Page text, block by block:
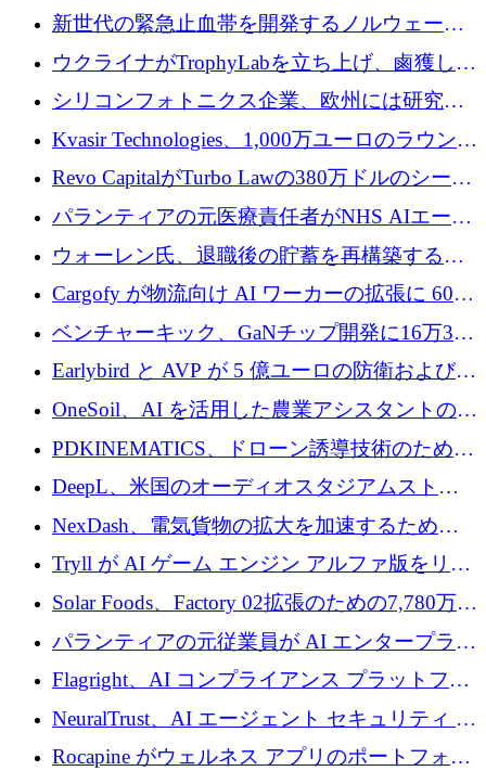
億ユーロの防衛および二重用途成長基金EDM
を開始、ヨーロッパのシリコンフォトニクス
に警告
新世代の緊急止血帯を開発するノルウェーの
スタートアップ企業を紹介する
ウクライナがTrophyLabを立ち上げ、鹵獲した
ロシア兵器を戦場の研究開発プラットフォー
ムに変える
シリコンフォトニクス企業、欧州には研究を
商業的に成功させるためのインフラが不足し
Kvasir Technologies、1,000万ユーロのラウンド
で成長を促進
Revo CapitalがTurbo Lawの380万ドルのシード
ラウンドを主導し、訴訟プラットフォームを
パランティアの元医療責任者がNHS AIエージ
ェントの立ち上げに1,000万ポンドを調達
ウォーレン氏、退職後の貯蓄を再構築するた
めに1,000万ユーロを調達
Cargofy が物流向け AI ワーカーの拡張に 600
万ドルを獲得
ベンチャーキック、GaNチップ開発に16万3千
ユーロでMinisaを支援
Earlybird と AVP が 5 億ユーロの防衛および二
重用途の成長基金である E2D を立ち上げる
OneSoil、AI を活用した農業アシスタントの拡
大に​​ 100 万ユーロを確保
PDKINEMATICS、ドローン誘導技術のために
200 万ユーロを調達
DeepL、米国のオーディオスタジアムストリ
ーミング事業Mixhaloを買収
NexDash、電気貨物の拡大を加速するために
EIT Urban Mobilityから250万ユーロを確保
Tryll が AI ゲーム エンジン アルファ版をリリ
ースし、60 万ドルのプレシード資金を確保
Solar Foods、Factory 02拡張のための7,780万ユ
ーロの資金調達パッケージを獲得
パランティアの元従業員が AI エンタープライ
ズ スタートアップの Conduct に 6,000 万ドル
を調達
Flagright、AI コンプライアンス プラットフォ
ームを拡張するためにシリーズ A で 1,250 万
ドルを確保
NeuralTrust、AI エージェント セキュリティ プ
ラットフォームの拡張に 2,000 万ドルを調達
Rocapine がウェルネス アプリのポートフォリ